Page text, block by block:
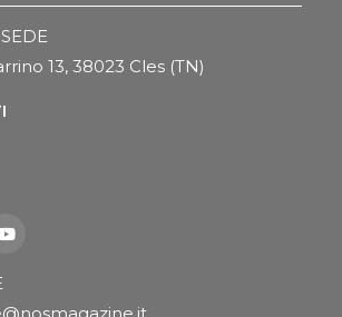
13, 38023 Cles (TN)